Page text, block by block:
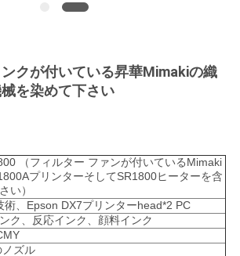
クが付いている昇華Mimakiの織
を染めて下さい
（フィルター ファンが付いているMimaki
プリンターそしてSR1800ヒーターを含
い）
術、Epson DX7プリンターhead*2 PC
ク、反応インク、顔料インク
ズル